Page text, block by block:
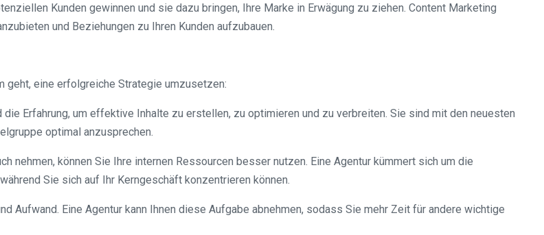
Kunden gewinnen und sie dazu bringen, Ihre Marke in Erwägung zu ziehen. Content Marketing
und Beziehungen zu Ihren Kunden aufzubauen.
geht, eine erfolgreiche Strategie umzusetzen:
Erfahrung, um effektive Inhalte zu erstellen, zu optimieren und zu verbreiten. Sie sind mit den neuesten
optimal anzusprechen.
nehmen, können Sie Ihre internen Ressourcen besser nutzen. Eine Agentur kümmert sich um die
Sie sich auf Ihr Kerngeschäft konzentrieren können.
Aufwand. Eine Agentur kann Ihnen diese Aufgabe abnehmen, sodass Sie mehr Zeit für andere wichtige